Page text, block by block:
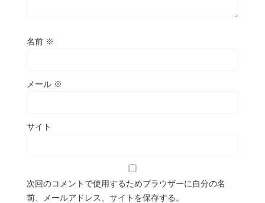
名前 ※
メール ※
サイト
次回のコメントで使用するためブラウザーに自分の名
前、メールアドレス、サイトを保存する。